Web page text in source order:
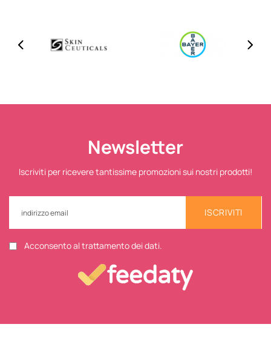
Newsletter
Iscriviti per ricevere tantissime promozioni sui nostri prodotti!
ISCRIVITI
Acconsento al trattamento dei dati.